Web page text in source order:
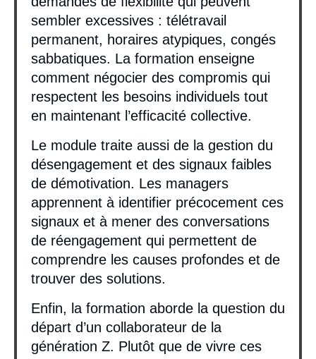
sembler excessives : télétravail
permanent, horaires atypiques, congés
sabbatiques. La formation enseigne
comment négocier des compromis qui
respectent les besoins individuels tout
en maintenant l’efficacité collective.
Le module traite aussi de la gestion du
désengagement et des signaux faibles
de démotivation. Les managers
apprennent à identifier précocement ces
signaux et à mener des conversations
de réengagement qui permettent de
comprendre les causes profondes et de
trouver des solutions.
Enfin, la formation aborde la question du
départ d’un collaborateur de la
génération Z. Plutôt que de vivre ces